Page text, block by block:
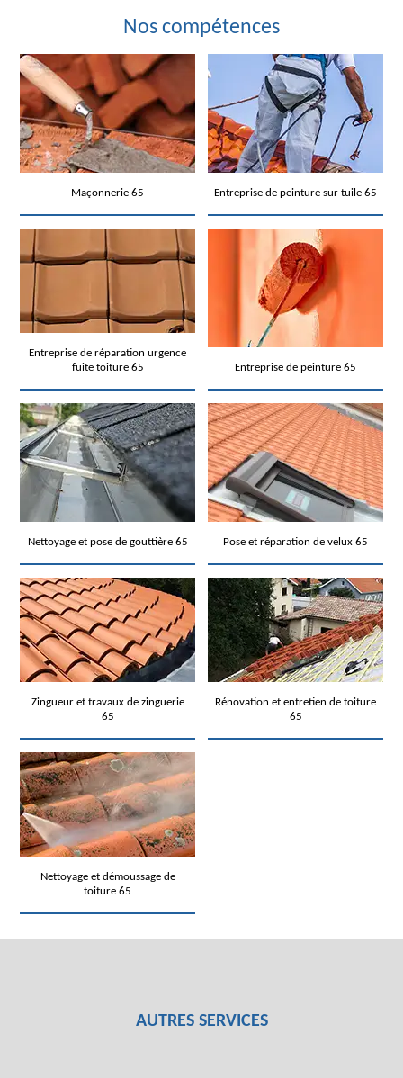
Nos compétences
Maçonnerie 65 Entreprise de peinture sur tuile 65
Entreprise de réparation urgence
fuite toiture 65
Entreprise de peinture 65
Nettoyage et pose de gouttière 65 Pose et réparation de velux 65
Zingueur et travaux de zinguerie
65
Rénovation et entretien de toiture
65
Nettoyage et démoussage de
toiture 65
AUTRES SERVICES